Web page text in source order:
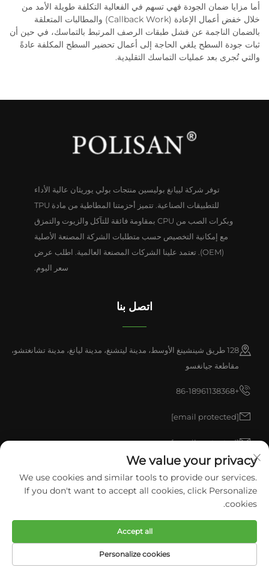
أما مزايا ضمان الجودة فهي تسهم في الفعالية التكلفة طويلة الأمد من
خلال خفض أعمال الإعادة (Callback Work) والمطالبات المتعلقة
بالضمان الناجمة عن فشل طبقات الرصف المرتبط بالتماسك، في حين أن
ثبات جودة السطح يلغي الحاجة إلى أعمال تحضير السطح المكلفة عادةً
والتي تُجرى بعد عمليات التماسك التقليدية.
توفر شركة لييانغ بوليسين منتجات بولي يوريثان عالية الأداء
للتطبيقات الصناعية. تتميز أحزمتنا المطاطية من مادة TPU
وبكرات الصب من CPU بمقاومة فائقة للتآكل والزيوت والتمزق
مع إمكانية التخصيص حسب متطلبات الشركة المصنعة الأصلية
(OEM). تعتمد علينا الشركات المصنعة العالمية. اطلب عرض
سعر اليوم.
اتصل بنا
128 طريق شينشينغ الأوسط، مدينة ليتشنغ، مدينة ليانغ، مدينة تشانغتشو،
مقاطعة جيانغسو
+86-18961138368
[email protected]
[email protected]
حقوق النشر © 2026 شركة China Liyang pulisen للمنتجات البولي يوريثان
المحدودة. جميع الحقوق محفوظة.سياسة الخصوصية
We value your privacy
We use cookies and similar tools to provide our services.
If you don't want to accept all cookies, click Personalize
cookies.
Personalize cookies
Accept all